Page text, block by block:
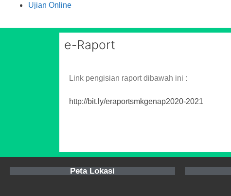
Ujian Online
e-Raport
Link pengisian raport dibawah ini :
http://bit.ly/eraportsmkgenap2020-2021
Peta Lokasi